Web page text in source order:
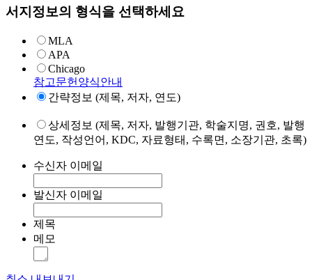
서지정보의 형식을 선택하세요
MLA
APA
Chicago
참고문헌양식안내
간략정보 (제목, 저자, 연도)
상세정보 (제목, 저자, 발행기관, 학술지명, 권호, 발행
연도, 작성언어, KDC, 자료형태, 수록면, 소장기관, 초록)
수신자 이메일
발신자 이메일
제목
메모